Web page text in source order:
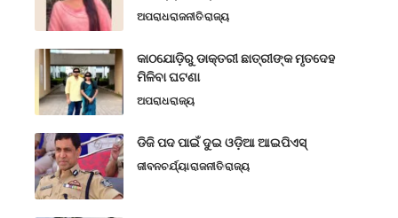
ଅପରାଧରାଜନୀତିରାଜ୍ୟ
କାଠଯୋଡ଼ିରୁ ଡାକ୍ତରୀ ଛାତ୍ରୀଙ୍କ ମୃତଦେହ
ମିଳିବା ଘଟଣା
ଅପରାଧରାଜ୍ୟ
ଡିଜି ପଦ ପାଇଁ ଦୁଇ ଓଡ଼ିଆ ଆଇପିଏସ୍
ଜୀବନଚର୍ଯ୍ୟାରାଜନୀତିରାଜ୍ୟ